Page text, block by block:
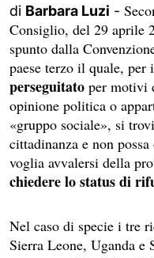
di Barbara Luzi -
Consiglio, del 29 aprile
spunto dalla
paese terzo il quale, per
perseguitato per motivi
opinione politica o
«gruppo sociale», si
cittadinanza e non
voglia avvalersi della
chiedere lo status di
Nel caso di specie i tre
Sierra Leone, Uganda e